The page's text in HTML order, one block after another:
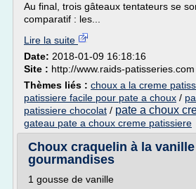
Au final, trois gâteaux tentateurs se
comparatif : les...
Lire la suite
Date: 2018-01-09 16:18:16
Site : http://www.raids-patisseries.com
Thèmes liés : choux a la creme
patissiere facile pour pate a choux /
patissiere chocolat / pate a choux
gateau pate a choux creme patissiere
Choux craquelin à la
gourmandises
1 gousse de vanille